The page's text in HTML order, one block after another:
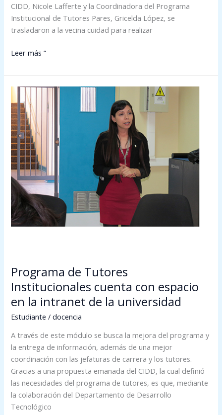
CIDD, Nicole Lafferte y la Coordinadora del Programa
Institucional de Tutores Pares, Gricelda López, se
trasladaron a la vecina cuidad para realizar
Leer más ”
Programa de Tutores
Institucionales cuenta con espacio
en la intranet de la universidad
Estudiante /docencia
A través de este módulo se busca la mejora del programa y
la entrega de información, además de una mejor
coordinación con las jefaturas de carrera y los tutores.
Gracias a una propuesta emanada del CIDD, la cual definió
las necesidades del programa de tutores, es que, mediante
la colaboración del Departamento de Desarrollo
Tecnológico
Programa
de
Tutores
Institucionales
cuenta
con
espacio
en
la
intranet
de
la